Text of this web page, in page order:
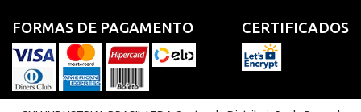
FORMAS DE PAGAMENTO CERTIFICADOS